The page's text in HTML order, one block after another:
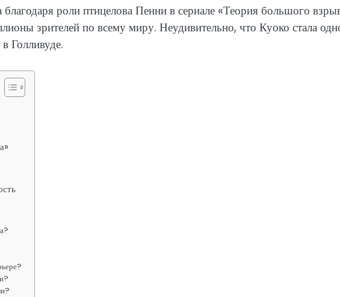
роли птицелова Пенни в сериале «Теория большого
зрителей по всему миру. Неудивительно, что Куоко стала
Голливуде.